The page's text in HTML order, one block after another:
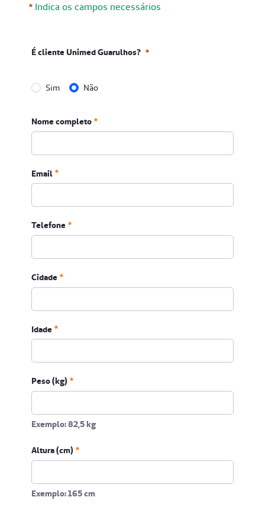
Indica os campos necessários
É cliente Unimed Guarulhos?
Sim Não
Obrigatório
Nome completo
Email
Obrigatório
Telefone
Obrigatório
Cidade
Idade
Peso (kg)
Exemplo: 82,5 kg
Altura (cm)
Exemplo: 165 cm